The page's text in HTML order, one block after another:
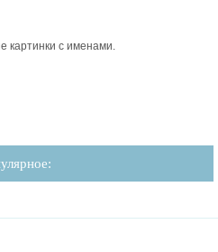
картинки с именами.